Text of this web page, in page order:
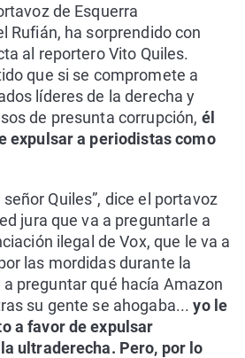
de Esquerra
Rufián, ha sorprendido con
al reportero Vito Quiles.
que si se compromete a
líderes de la derecha y
de presunta corrupción, él
expulsar a periodistas como
Quiles”, dice el portavoz
jura que va a preguntarle a
ilegal de Vox, que le va a
las mordidas durante la
preguntar qué hacía Amazon
su gente se ahogaba...yo le
a favor de expulsar
ultraderecha. Pero, por lo